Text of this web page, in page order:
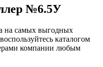
№6.5У
на самых выгодных
каталогом
компании любым